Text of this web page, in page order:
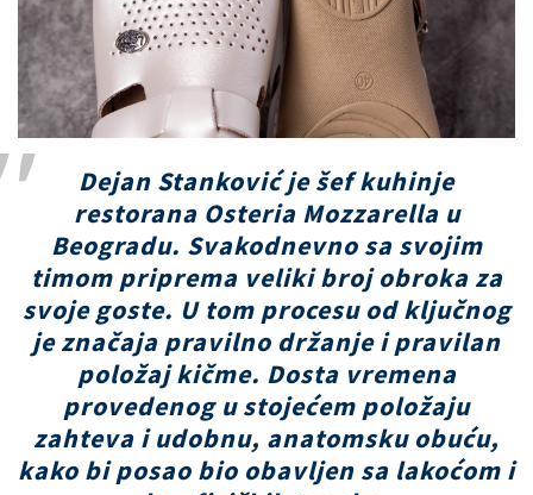
Dejan Stanković je šef kuhinje
restorana Osteria Mozzarella u
Beogradu. Svakodnevno sa svojim
timom priprema veliki broj obroka za
svoje goste. U tom procesu od ključnog
je značaja pravilno držanje i pravilan
položaj kičme. Dosta vremena
provedenog u stojećem položaju
zahteva i udobnu, anatomsku obuću,
kako bi posao bio obavljen sa lakoćom i